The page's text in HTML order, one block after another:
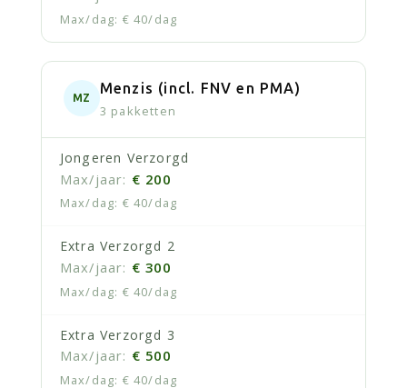
€ 40/dag
MZ
Menzis (incl. FNV en PMA)
3 pakketten
Jongeren Verzorgd
€ 200
€ 40/dag
Extra Verzorgd 2
€ 300
€ 40/dag
Extra Verzorgd 3
€ 500
€ 40/dag